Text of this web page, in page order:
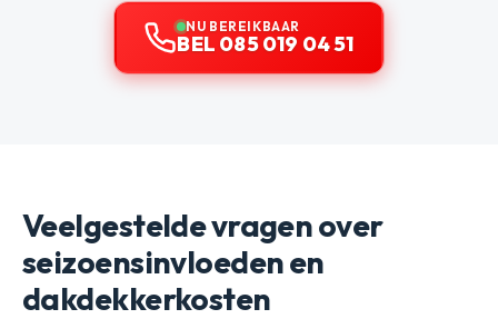
NU BEREIKBAAR
BEL 085 019 04 51
Veelgestelde vragen over
seizoensinvloeden en
dakdekkerkosten